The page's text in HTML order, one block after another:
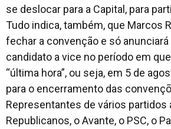
se deslocar para a Capital, para
Tudo indica, também, que Marcos
fechar a convenção e só
candidato a vice no período em
“última hora”, ou seja, em 5 de
para o encerramento das
Representantes de vários partidos
Republicanos, o Avante, o PSC, o